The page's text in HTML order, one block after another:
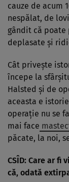
cauze de acum
nespălat, de
gândit că poate
deplasate şi
Cât priveşte
începe la
Halsted şi de
aceasta e
operaţie nu se
mai face
păcate, la noi,
CSÎD: Care ar fi
că, odată